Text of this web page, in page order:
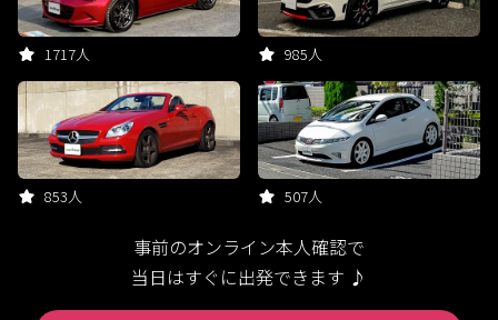
1717人 985人
853人 507人
事前のオンライン本人確認で
当日はすぐに出発できます ♪